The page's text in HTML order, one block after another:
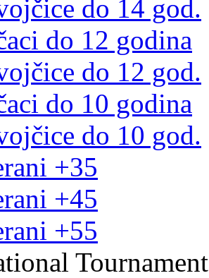
do 14 god.
do 12 godina
do 12 god.
do 10 godina
do 10 god.
+35
+45
+55